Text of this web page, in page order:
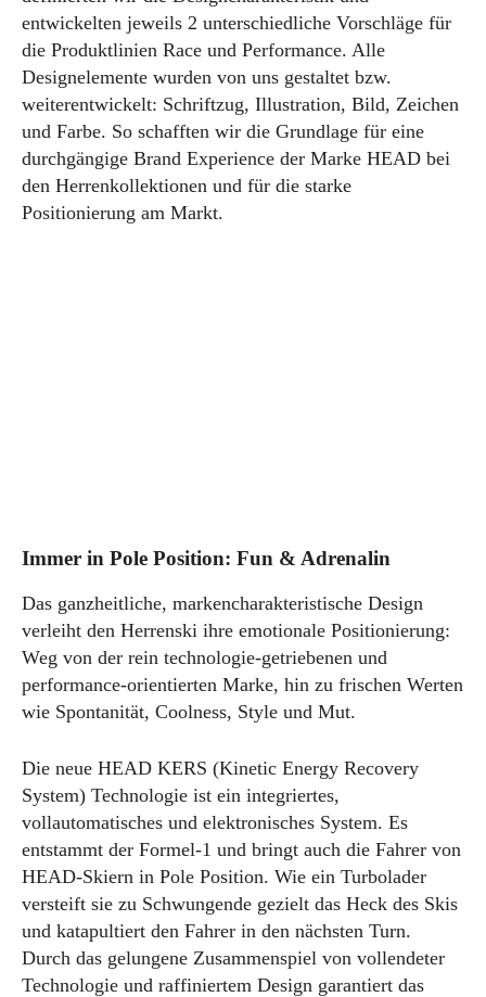
entwickelten jeweils 2 unterschiedliche Vorschläge für
die Produktlinien Race und Performance. Alle
Designelemente wurden von uns gestaltet bzw.
weiterentwickelt: Schriftzug, Illustration, Bild, Zeichen
und Farbe. So schafften wir die Grundlage für eine
durchgängige Brand Experience der Marke HEAD bei
den Herrenkollektionen und für die starke
Positionierung am Markt.
Immer in Pole Position: Fun & Adrenalin
Das ganzheitliche, markencharakteristische Design
verleiht den Herrenski ihre emotionale Positionierung:
Weg von der rein technologie-getriebenen und
performance-orientierten Marke, hin zu frischen Werten
wie Spontanität, Coolness, Style und Mut.
Die neue HEAD KERS (Kinetic Energy Recovery
System) Technologie ist ein integriertes,
vollautomatisches und elektronisches System. Es
entstammt der Formel-1 und bringt auch die Fahrer von
HEAD-Skiern in Pole Position. Wie ein Turbolader
versteift sie zu Schwungende gezielt das Heck des Skis
und katapultiert den Fahrer in den nächsten Turn.
Durch das gelungene Zusammenspiel von vollendeter
Technologie und raffiniertem Design garantiert das